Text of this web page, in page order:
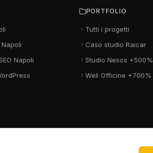
Napoli
PORTFOLIO
Tutti i progetti
Caso studio Raicar
Studio Nesos +500%
Well Officine +700%
· P.IVA IT10375661211